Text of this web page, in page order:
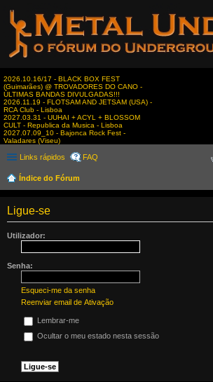
2026.10.16/17 - BLACK BOX FEST
(Guimarães) @ TROVADORES DO CANO -
ÚLTIMAS BANDAS DIVULGADAS!!!
2026.11.19 - FLOTSAM AND JETSAM (USA) -
RCA Club - Lisboa
2027.03.31 - UUHAI + ACYL + BLOSSOM
CULT - Republica da Musica - Lisboa
2027.07.09_10 - Bajonca Rock Fest -
Valadares (Viseu)
Links rápidos FAQ
Índice do Fórum
Ligue-se
Utilizador:
Senha:
Esqueci-me da senha
Reenviar email de Ativação
Lembrar-me
Ocultar o meu estado nesta sessão